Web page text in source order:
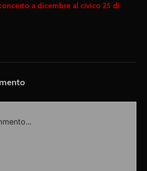
a dicembre al civico 25 di